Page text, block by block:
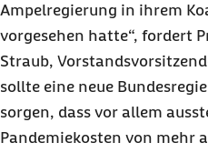
Ampelregierung in ihrem
vorgesehen hatte“, fordert
Straub,
sollte eine neue
sorgen, dass vor allem
Pandemiekosten von mehr